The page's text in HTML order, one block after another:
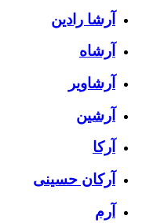
آرشا رادین
آرشاه
آرشاویر
آرشین
آرکا
آرکان حسینی
آرم